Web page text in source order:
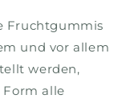
Fruchtgummis
und vor allem
werden,
alle